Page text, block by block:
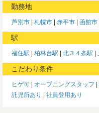
勤務地
芦別市 札幌市 赤平市 函館市
駅
福住駅 柏林台駅 北３４条駅
こだわり条件
ヒゲ可 オープニングスタッフ
託児所あり
社員登用あり